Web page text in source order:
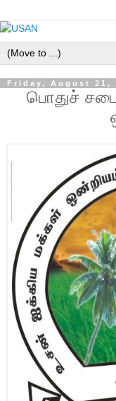
Friday, August 21,
பொதுச்